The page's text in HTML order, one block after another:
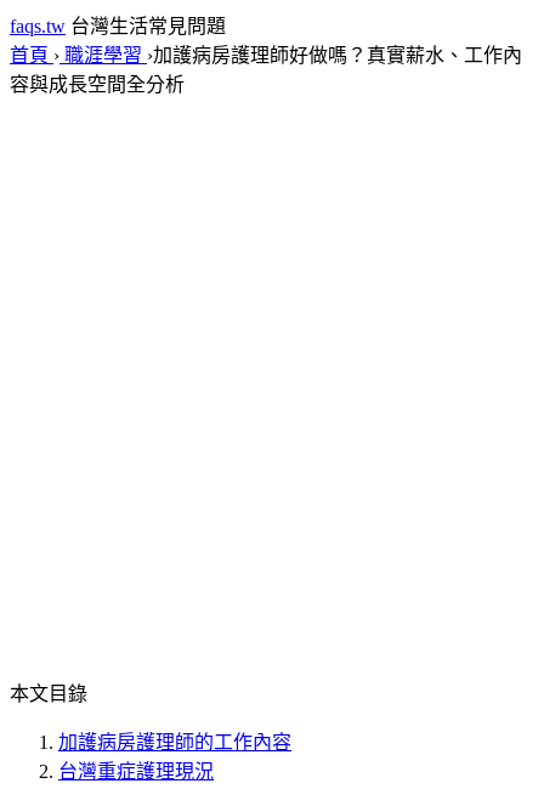
faqs.tw 台灣生活常見問題
首頁 › 職涯學習 ›加護病房護理師好做嗎？真實薪水、工作內
容與成長空間全分析
本文目錄
加護病房護理師的工作內容
台灣重症護理現況